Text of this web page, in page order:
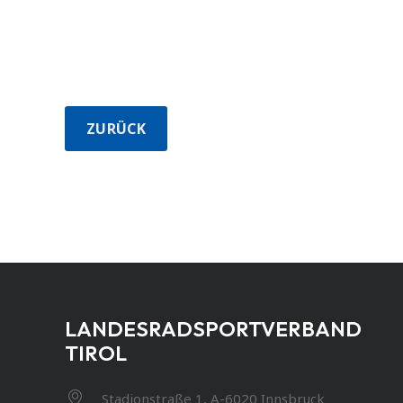
ZURÜCK
LANDESRADSPORTVERBAND
TIROL
Stadionstraße 1, A-6020 Innsbruck